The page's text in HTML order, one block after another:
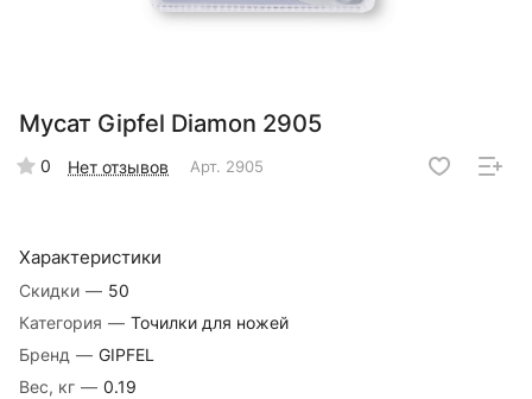
Мусат Gipfel Diamon 2905
0 Нет отзывов Арт. 2905
Характеристики
Скидки — 50
Категория — Точилки для ножей
Бренд — GIPFEL
Вес, кг — 0.19